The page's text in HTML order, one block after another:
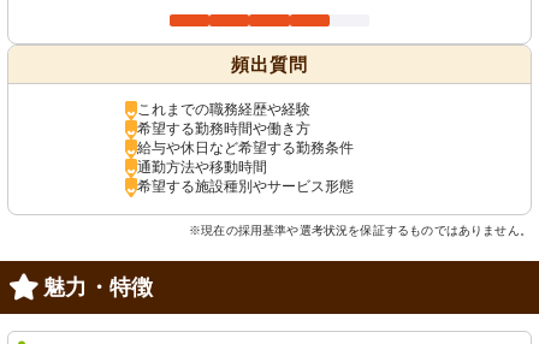
頻出質問
これまでの職務経歴や経験
希望する勤務時間や働き方
給与や休日など希望する勤務条件
通勤方法や移動時間
希望する施設種別やサービス形態
※現在の採用基準や選考状況を保証するものではありません。
魅力・特徴